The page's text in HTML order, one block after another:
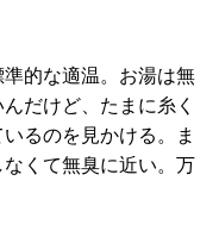
的な適温。お湯は無
だけど、たまに糸く
るのを見かける。ま
くて無臭に近い。万